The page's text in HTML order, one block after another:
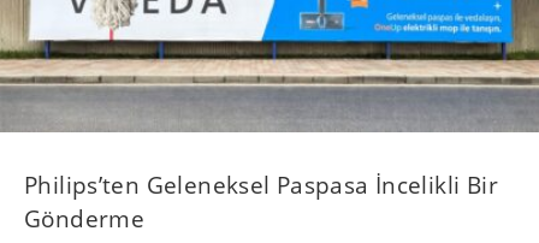
Philips’ten Geleneksel Paspasa İncelikli Bir
Gönderme